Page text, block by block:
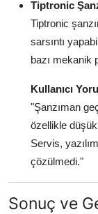
Tiptronic
Tiptronic
sarsıntı
bazı mekanik
Kullanıcı
"Şanzıman
özellikle
Servis,
çözülmedi."
Sonuç ve